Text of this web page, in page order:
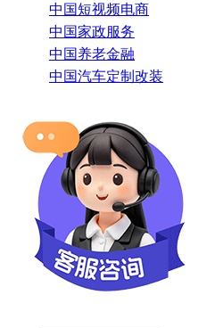
中国短视频电商
中国家政服务
中国养老金融
中国汽车定制改装